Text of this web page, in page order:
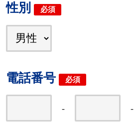
性別 必須
電話番号 必須
- -